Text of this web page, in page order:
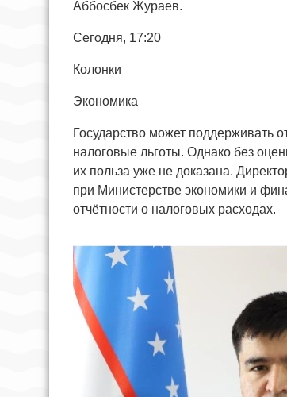
Аббосбек Жураев.
Сегодня, 17:20
Колонки
Экономика
Государство может поддерживать
налоговые льготы. Однако без
их польза уже не доказана.
при Министерстве экономики и
отчётности о налоговых расходах.